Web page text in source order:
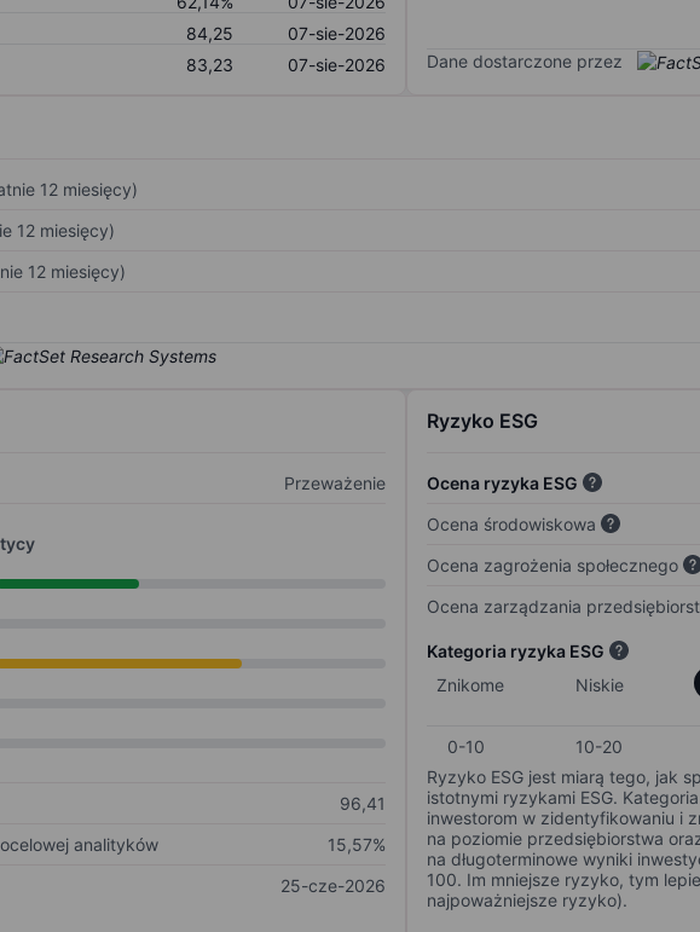
84,25
07-sie-2026
83,23 07-sie-2026 Dane dostarczone przez
12 miesięcy)
12 miesięcy)
12 miesięcy)
Przeważenie
96,41
analityków
15,57%
25-cze-2026
Ryzyko ESG
Ocena ryzyka ESG
Ocena środowiskowa
Ocena zagrożenia społecznego
Ocena zarządzania
Kategoria ryzyka ESG
Znikome
Niskie
0-10 10-20
Ryzyko ESG jest miarą tego, jak
istotnymi ryzykami ESG.
inwestorom w zidentyfikowaniu i
na poziomie przedsiębiorstwa
na długoterminowe wyniki
100. Im mniejsze ryzyko, tym
najpoważniejsze ryzyko).